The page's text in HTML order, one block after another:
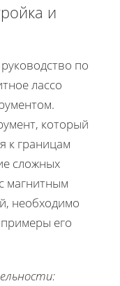
и
по
лассо
который
к границам
сложных
магнитным
необходимо
его